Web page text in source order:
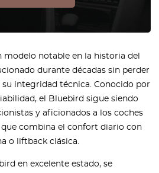
modelo notable en la historia del
durante décadas sin perder
integridad técnica. Conocido por
el Bluebird sigue siendo
y aficionados a los coches
que combina el confort diario con
o liftback clásica.
en excelente estado, se